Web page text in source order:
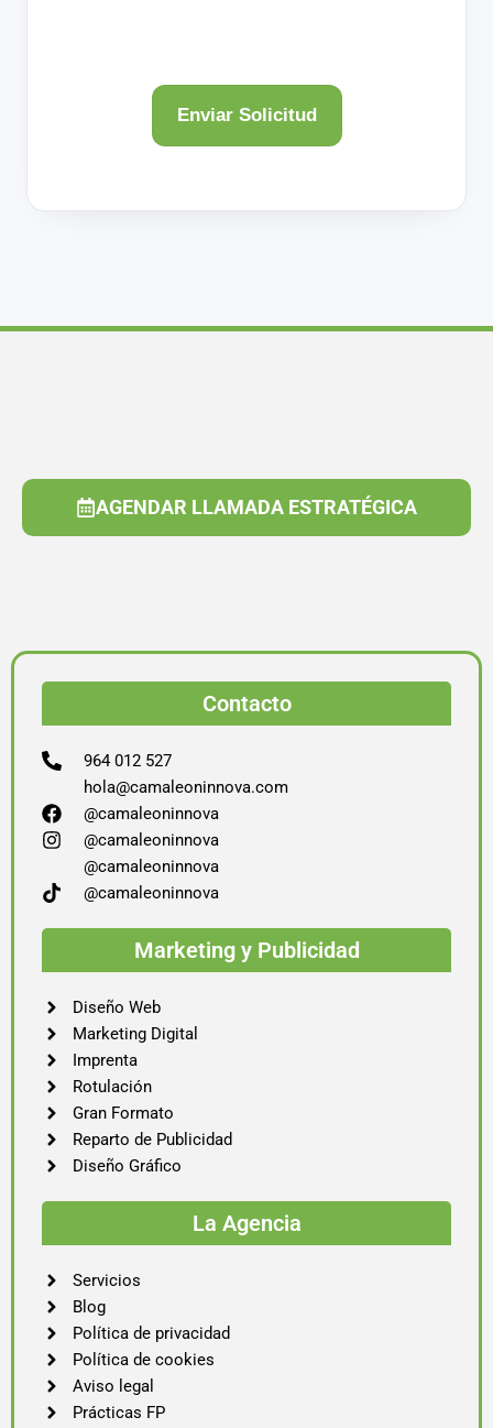
AGENDAR LLAMADA ESTRATÉGICA
Contacto
964 012 527
hola@camaleoninnova.com
@camaleoninnova
@camaleoninnova
@camaleoninnova
@camaleoninnova
Marketing y Publicidad
Diseño Web
Marketing Digital
Imprenta
Rotulación
Gran Formato
Reparto de Publicidad
Diseño Gráfico
La Agencia
Servicios
Blog
Política de privacidad
Política de cookies
Aviso legal
Prácticas FP